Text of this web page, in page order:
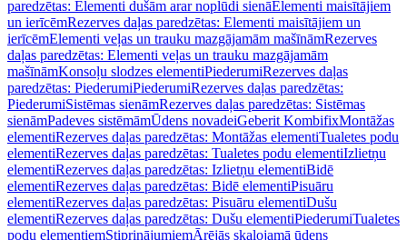
paredzētas: Elementi dušām arar noplūdi sienāElementi maisītājiem
un ierīcēmRezerves daļas paredzētas: Elementi maisītājiem un
ierīcēmElementi veļas un trauku mazgājamām mašīnāmRezerves
daļas paredzētas: Elementi veļas un trauku mazgājamām
mašīnāmKonsoļu slodzes elementiPiederumiRezerves daļas
paredzētas: PiederumiPiederumiRezerves daļas paredzētas:
PiederumiSistēmas sienāmRezerves daļas paredzētas: Sistēmas
sienāmPadeves sistēmāmŪdens novadeiGeberit KombifixMontāžas
elementiRezerves daļas paredzētas: Montāžas elementiTualetes podu
elementiRezerves daļas paredzētas: Tualetes podu elementiIzlietņu
elementiRezerves daļas paredzētas: Izlietņu elementiBidē
elementiRezerves daļas paredzētas: Bidē elementiPisuāru
elementiRezerves daļas paredzētas: Pisuāru elementiDušu
elementiRezerves daļas paredzētas: Dušu elementiPiederumiTualetes
podu elementiemStiprinājumiemĀrējās skalojamā ūdens